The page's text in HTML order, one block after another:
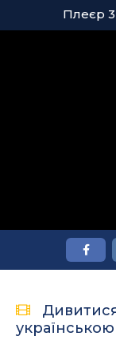
Плеєр 3
українською